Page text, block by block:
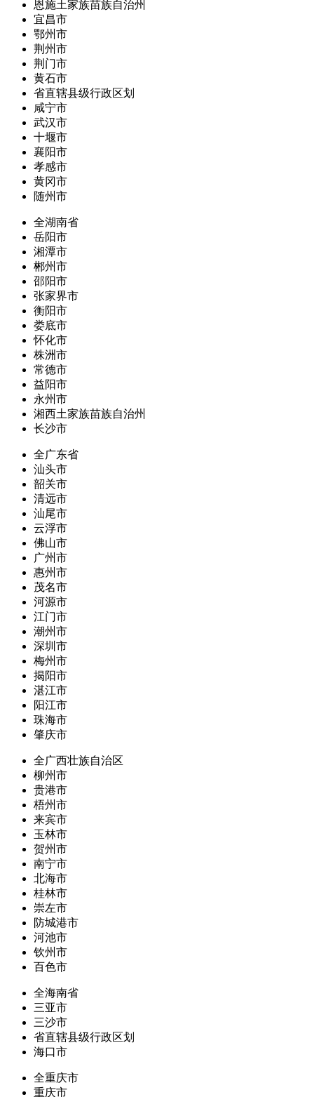
恩施土家族苗族自治州
宜昌市
鄂州市
荆州市
荆门市
黄石市
省直辖县级行政区划
咸宁市
武汉市
十堰市
襄阳市
孝感市
黄冈市
随州市
全湖南省
岳阳市
湘潭市
郴州市
邵阳市
张家界市
衡阳市
娄底市
怀化市
株洲市
常德市
益阳市
永州市
湘西土家族苗族自治州
长沙市
全广东省
汕头市
韶关市
清远市
汕尾市
云浮市
佛山市
广州市
惠州市
茂名市
河源市
江门市
潮州市
深圳市
梅州市
揭阳市
湛江市
阳江市
珠海市
肇庆市
全广西壮族自治区
柳州市
贵港市
梧州市
来宾市
玉林市
贺州市
南宁市
北海市
桂林市
崇左市
防城港市
河池市
钦州市
百色市
全海南省
三亚市
三沙市
省直辖县级行政区划
海口市
全重庆市
重庆市